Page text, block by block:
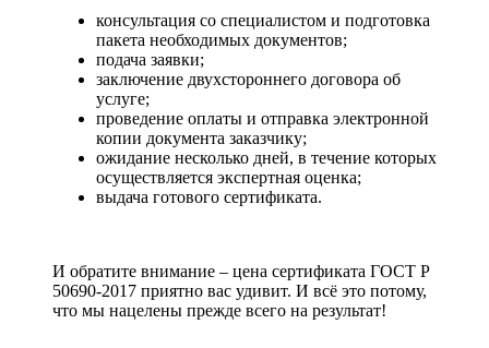
консультация со специалистом и подготовка
пакета необходимых документов;
подача заявки;
заключение двухстороннего договора об
услуге;
проведение оплаты и отправка электронной
копии документа заказчику;
ожидание несколько дней, в течение которых
осуществляется экспертная оценка;
выдача готового сертификата.
И обратите внимание – цена сертификата ГОСТ Р
50690-2017 приятно вас удивит. И всё это потому,
что мы нацелены прежде всего на результат!